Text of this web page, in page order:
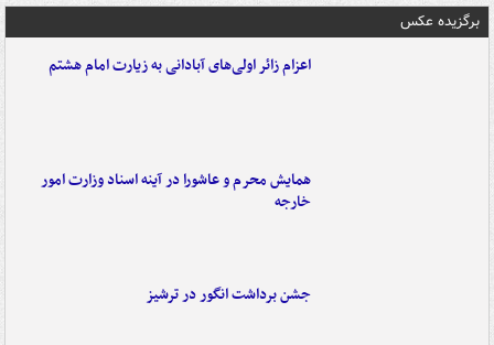
برگزیده عکس
اعزام زائر اولی‌های آبادانی به زیارت امام هشتم
همایش محرم و عاشورا در آینه اسناد وزارت امور
خارجه
جشن برداشت انگور در ترشیز